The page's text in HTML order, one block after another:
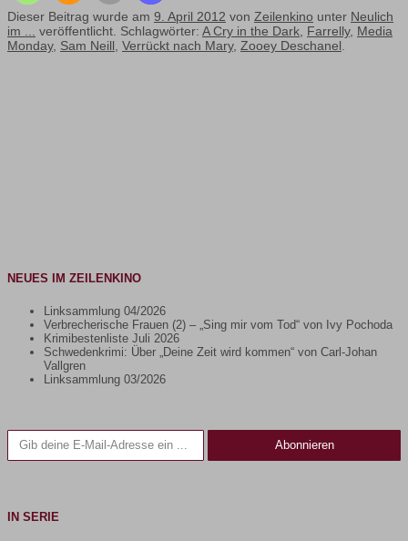
Dieser Beitrag wurde am 9. April 2012 von Zeilenkino unter Neulich
im ... veröffentlicht. Schlagwörter: A Cry in the Dark, Farrelly, Media
Monday, Sam Neill, Verrückt nach Mary, Zooey Deschanel.
NEUES IM ZEILENKINO
Linksammlung 04/2026
Verbrecherische Frauen (2) – „Sing mir vom Tod“ von Ivy Pochoda
Krimibestenliste Juli 2026
Schwedenkrimi: Über „Deine Zeit wird kommen“ von Carl-Johan
Vallgren
Linksammlung 03/2026
Gib deine E-Mail-Adresse ein ...
Abonnieren
IN SERIE